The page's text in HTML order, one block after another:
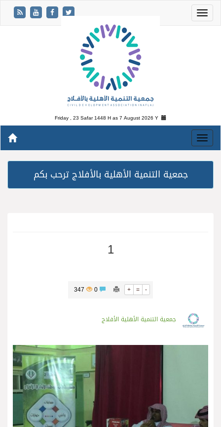
Friday , 23 Safar 1448 H as7 August 2026 Y
جمعية التنمية الأهلية بالأفلاج ترحب بكم
1
+ = -
347
جمعية التنمية الأهلية الأفلاج